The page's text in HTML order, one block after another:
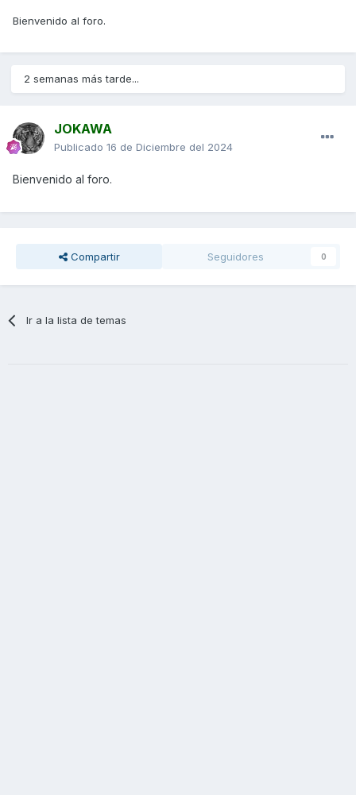
Bienvenido al foro.
2 semanas más tarde...
JOKAWA
Publicado 16 de Diciembre del 2024
Bienvenido al foro.
Compartir Seguidores 0
Ir a la lista de temas